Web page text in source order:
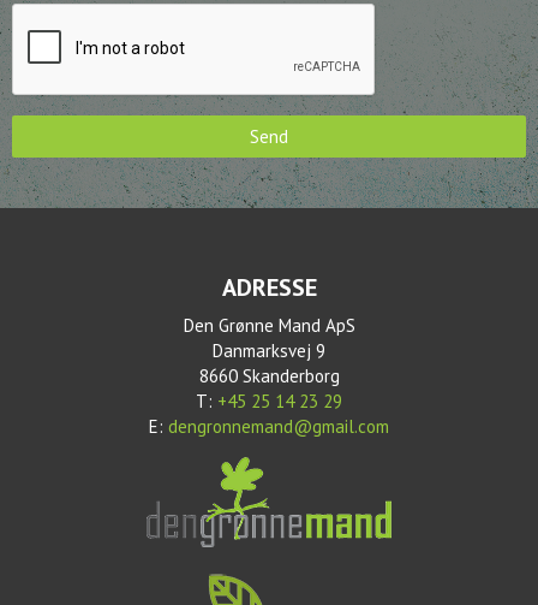
Send
ADRESSE
Den Grønne Mand ApS
Danmarksvej 9
8660 Skanderborg
T: +45 25 14 23 29
E: dengronnemand@gmail.com